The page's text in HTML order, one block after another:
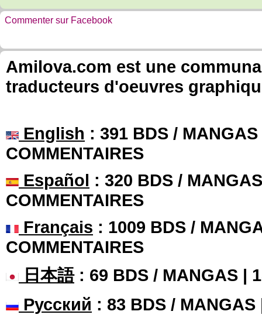
Commenter sur Facebook
Amilova.com est une
traducteurs d'oeuvres
English : 391 BDS /
COMMENTAIRES
Español : 320 BDS /
COMMENTAIRES
Français : 1009 BDS /
COMMENTAIRES
日本語: 69 BDS / MANGAS |
Русский : 83 BDS / MANGAS